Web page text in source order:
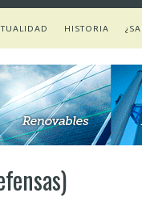
HISTORIA